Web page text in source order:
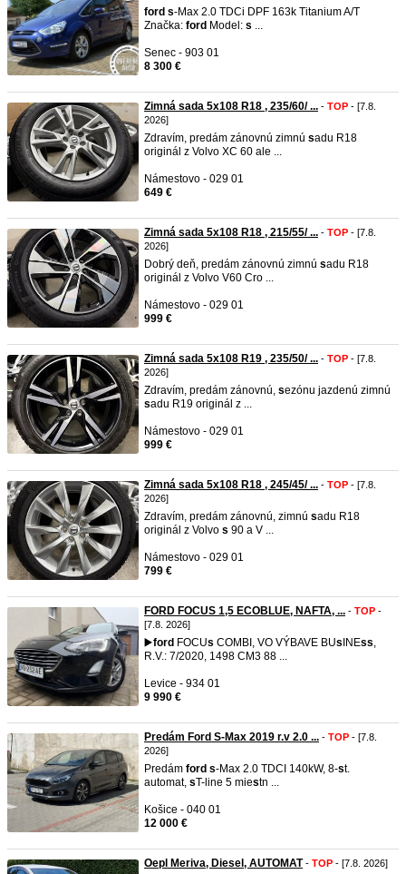
ford s-Max 2.0 TDCi DPF 163k Titanium A/T
Značka: ford Model: s ...
Senec - 903 01
8 300 €
Zimná sada 5x108 R18 , 235/60/ ... - TOP - [7.8.
2026]
Zdravím, predám zánovnú zimnú sadu R18
originál z Volvo XC 60 ale ...
Námestovo - 029 01
649 €
Zimná sada 5x108 R18 , 215/55/ ... - TOP - [7.8.
2026]
Dobrý deň, predám zánovnú zimnú sadu R18
originál z Volvo V60 Cro ...
Námestovo - 029 01
999 €
Zimná sada 5x108 R19 , 235/50/ ... - TOP - [7.8.
2026]
Zdravím, predám zánovnú, sezónu jazdenú zimnú
sadu R19 originál z ...
Námestovo - 029 01
999 €
Zimná sada 5x108 R18 , 245/45/ ... - TOP - [7.8.
2026]
Zdravím, predám zánovnú, zimnú sadu R18
originál z Volvo s 90 a V ...
Námestovo - 029 01
799 €
FORD FOCUS 1,5 ECOBLUE, NAFTA, ... - TOP -
[7.8. 2026]
▶️ford FOCUs COMBI, VO VÝBAVE BUs INEss,
R.V.: 7/2020, 1498 CM3 88 ...
Levice - 934 01
9 990 €
Predám Ford S-Max 2019 r.v 2.0 ... - TOP - [7.8.
2026]
Predám ford s-Max 2.0 TDCI 140kW, 8-st.
automat, sT-line 5 miestn ...
Košice - 040 01
12 000 €
Oepl Meriva, Diesel, AUTOMAT- TOP - [7.8. 2026]